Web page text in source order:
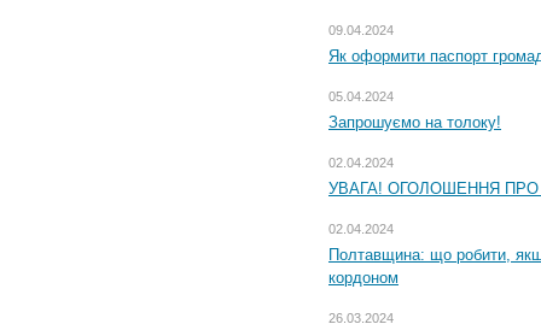
09.04.2024
Як оформити паспорт
05.04.2024
Запрошуємо на толоку!
02.04.2024
УВАГА! ОГОЛОШЕННЯ
02.04.2024
Полтавщина: що робити,
кордоном
26.03.2024